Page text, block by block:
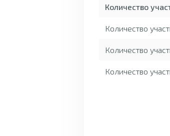
Количество
Количество
Количество
Количество